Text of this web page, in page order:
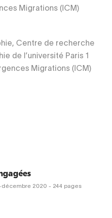
Migrations (ICM)
Centre de recherche
de l’université Paris 1
Migrations (ICM)
décembre 2020 - 244 pages